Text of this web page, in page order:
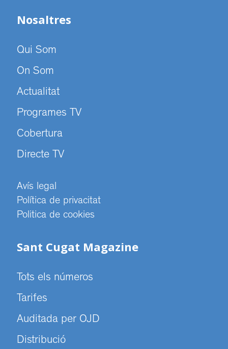
Nosaltres
Qui Som
On Som
Actualitat
Programes TV
Cobertura
Directe TV
Avís legal
Política de privacitat
Politica de cookies
Sant Cugat Magazine
Tots els números
Tarifes
Auditada per OJD
Distribució